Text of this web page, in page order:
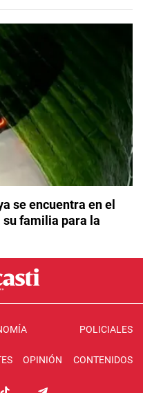
se encuentra en el
su familia para la
POLICIALES
OPINIÓN CONTENIDOS